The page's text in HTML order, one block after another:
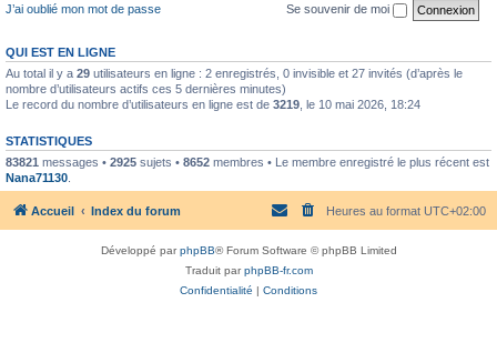
J’ai oublié mon mot de passe
Se souvenir de moi
QUI EST EN LIGNE
Au total il y a 29 utilisateurs en ligne : 2 enregistrés, 0 invisible et 27 invités (d’après le
nombre d’utilisateurs actifs ces 5 dernières minutes)
Le record du nombre d’utilisateurs en ligne est de 3219 , le 10 mai 2026, 18:24
STATISTIQUES
83821 messages • 2925 sujets • 8652 membres • Le membre enregistré le plus récent est
Nana71130
Accueil Index du forum Heures au format UTC+02:00
Développé parphpBB® Forum Software © phpBB Limited
Traduit parphpBB-fr.com
Confidentialité | Conditions